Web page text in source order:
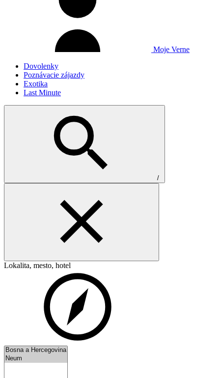
Moje Verne
Dovolenky
Poznávacie zájazdy
Exotika
Last Minute
/
Lokalita, mesto, hotel